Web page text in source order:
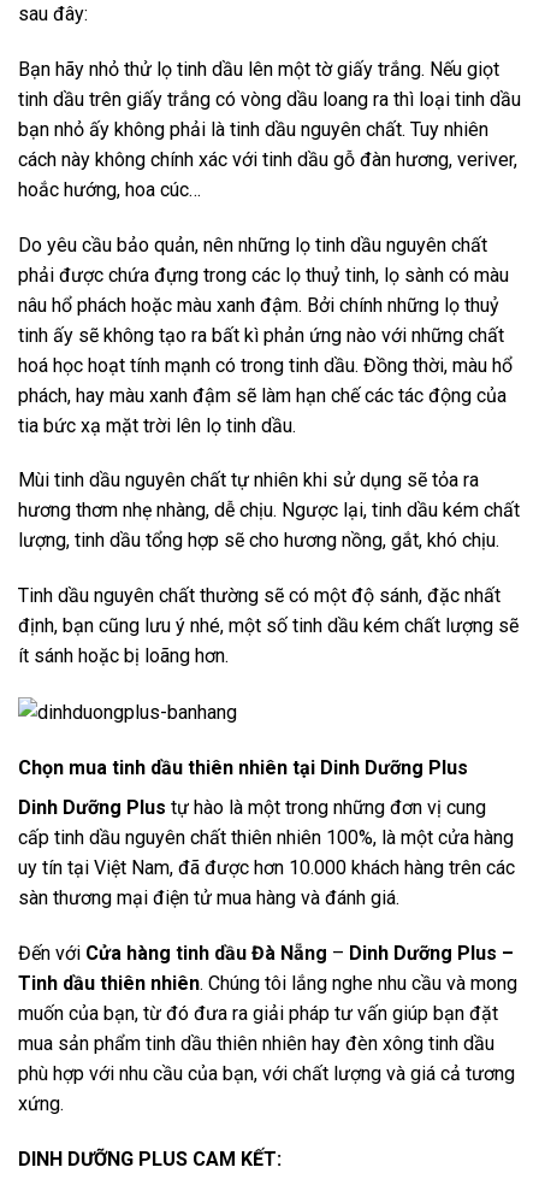
sau đây:
Bạn hãy nhỏ thử lọ tinh dầu lên một tờ giấy trắng. Nếu giọt
tinh dầu trên giấy trắng có vòng dầu loang ra thì loại tinh dầu
bạn nhỏ ấy không phải là tinh dầu nguyên chất. Tuy nhiên
cách này không chính xác với tinh dầu gỗ đàn hương, veriver,
hoắc hướng, hoa cúc…
Do yêu cầu bảo quản, nên những lọ tinh dầu nguyên chất
phải được chứa đựng trong các lọ thuỷ tinh, lọ sành có màu
nâu hổ phách hoặc màu xanh đậm. Bởi chính những lọ thuỷ
tinh ấy sẽ không tạo ra bất kì phản ứng nào với những chất
hoá học hoạt tính mạnh có trong tinh dầu. Đồng thời, màu hổ
phách, hay màu xanh đậm sẽ làm hạn chế các tác động của
tia bức xạ mặt trời lên lọ tinh dầu.
Mùi tinh dầu nguyên chất tự nhiên khi sử dụng sẽ tỏa ra
hương thơm nhẹ nhàng, dễ chịu. Ngược lại, tinh dầu kém chất
lượng, tinh dầu tổng hợp sẽ cho hương nồng, gắt, khó chịu.
Tinh dầu nguyên chất thường sẽ có một độ sánh, đặc nhất
định, bạn cũng lưu ý nhé, một số tinh dầu kém chất lượng sẽ
ít sánh hoặc bị loãng hơn.
Chọn mua tinh dầu thiên nhiên tại Dinh Dưỡng Plus
Dinh Dưỡng Plus tự hào là một trong những đơn vị cung
cấp tinh dầu nguyên chất thiên nhiên 100%, là một cửa hàng
uy tín tại Việt Nam, đã được hơn 10.000 khách hàng trên các
sàn thương mại điện tử mua hàng và đánh giá.
Đến với Cửa hàng tinh dầu Đà Nẵng – Dinh Dưỡng Plus –
Tinh dầu thiên nhiên. Chúng tôi lắng nghe nhu cầu và mong
muốn của bạn, từ đó đưa ra giải pháp tư vấn giúp bạn đặt
mua sản phẩm tinh dầu thiên nhiên hay đèn xông tinh dầu
phù hợp với nhu cầu của bạn, với chất lượng và giá cả tương
xứng.
DINH DƯỠNG PLUS CAM KẾT: